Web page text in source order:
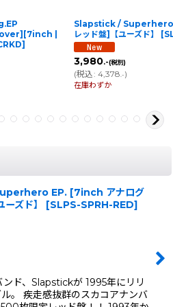
|
]
Slapstick / Superhero
レッド盤]【ユーズド】
[
3,980.-(税別)
(税込: 4,378 .-)
在庫わずか
EP. [7inch アナログ
ーズド】
[SLPS-SPRH-RED]
ド、Slapstickが 1995年にリリ
。 疾走感抜群のスカコアナンバ